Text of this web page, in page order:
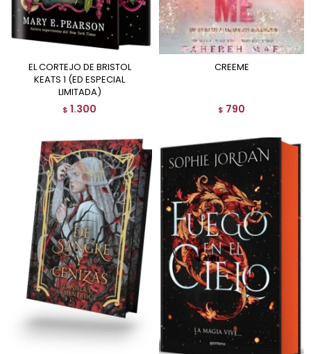
EL CORTEJO DE BRISTOL
KEATS 1 (ED ESPECIAL
LIMITADA)
$ 1.300
CREEME
$ 790